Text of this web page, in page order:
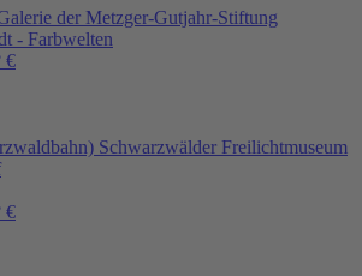
der Metzger-Gutjahr-Stiftung
- Farbwelten
€
Schwarzwälder Freilichtmuseum
€